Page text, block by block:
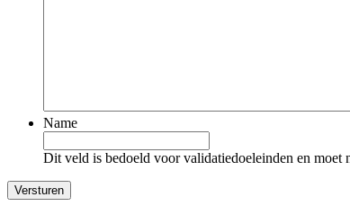
Name
Dit veld is bedoeld voor validatiedoeleinden en moet